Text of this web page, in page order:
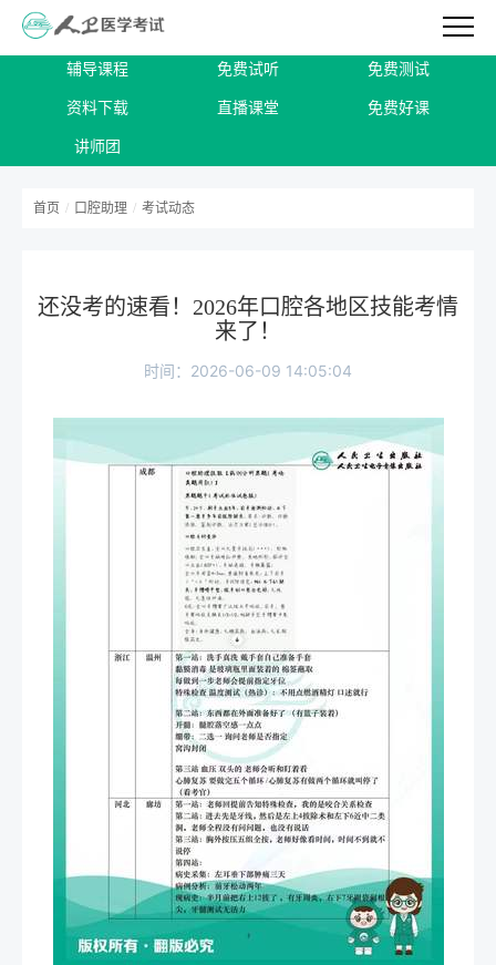
辅导课程 免费试听 免费测试
资料下载 直播课堂 免费好课
讲师团
首页 / 口腔助理 / 考试动态
还没考的速看！2026年口腔各地区技能考情
来了！
时间：2026-06-09 14:05:04